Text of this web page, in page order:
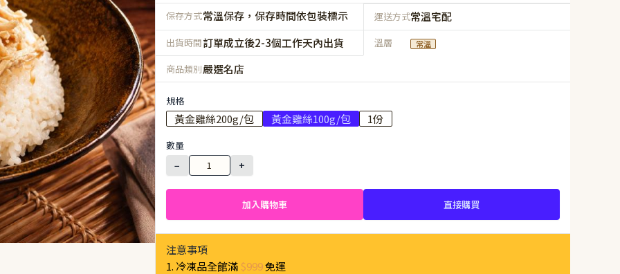
保存方式常溫保存，保存時間依包裝標示 運送方式常溫宅配
出貨時間訂單成立後2-3個工作天內出貨 溫層 常溫
商品類別嚴選名店
規格
黃金雞絲200g/包 黃金雞絲100g/包 1份
數量
−
+
加入購物車 直接購買
注意事項
1. 冷凍品全館滿 $999免運